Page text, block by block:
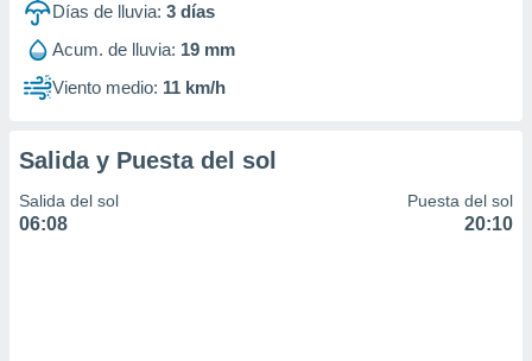
Días de lluvia: 3 días
Acum. de lluvia: 19 mm
Viento medio: 11 km/h
Salida y Puesta del sol
Salida del sol
06:08
Puesta del sol
20:10